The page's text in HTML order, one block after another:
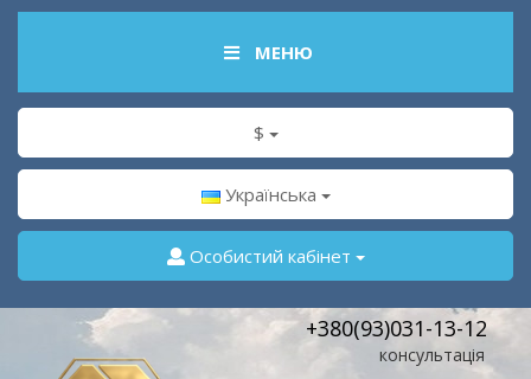
МЕНЮ
$
Українська
Особистий кабінет
+380(93)031-13-12
консультація